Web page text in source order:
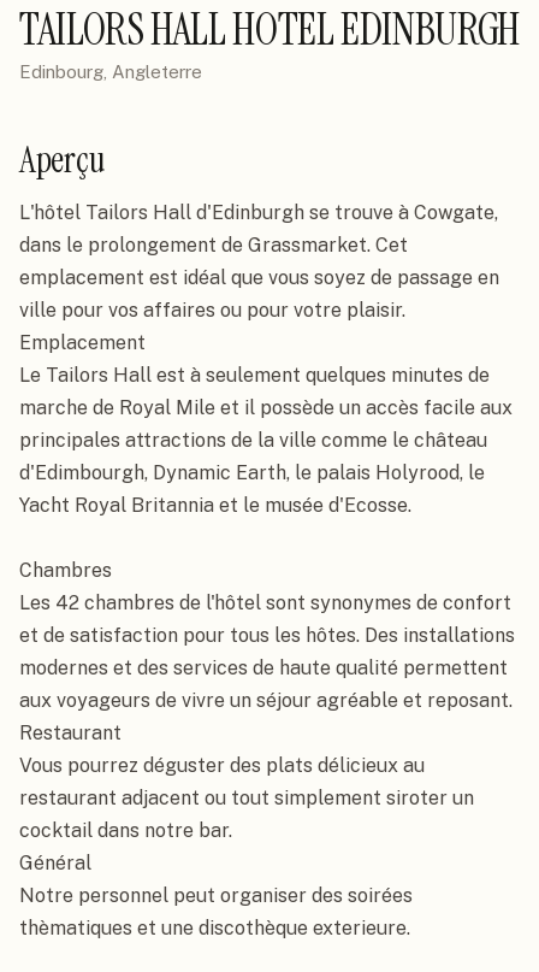
TAILORS HALL HOTEL EDINBURGH
Edinbourg, Angleterre
Aperçu
L'hôtel Tailors Hall d'Edinburgh se trouve à Cowgate,
dans le prolongement de Grassmarket. Cet
emplacement est idéal que vous soyez de passage en
ville pour vos affaires ou pour votre plaisir.
Emplacement
Le Tailors Hall est à seulement quelques minutes de
marche de Royal Mile et il possède un accès facile aux
principales attractions de la ville comme le château
d'Edimbourgh, Dynamic Earth, le palais Holyrood, le
Yacht Royal Britannia et le musée d'Ecosse.
Chambres
Les 42 chambres de l'hôtel sont synonymes de confort
et de satisfaction pour tous les hôtes. Des installations
modernes et des services de haute qualité permettent
aux voyageurs de vivre un séjour agréable et reposant.
Restaurant
Vous pourrez déguster des plats délicieux au
restaurant adjacent ou tout simplement siroter un
cocktail dans notre bar.
Général
Notre personnel peut organiser des soirées
thèmatiques et une discothèque exterieure.